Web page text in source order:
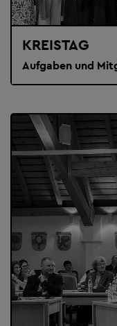
KREISTAG
Aufgaben und